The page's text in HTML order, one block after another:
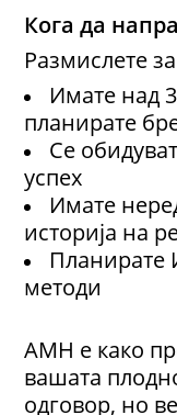
Кога да
Размислете
Имате над
планирате
Се
успех
Имате
историја на
Планирате
методи
AMH е како
вашата
одговор, но